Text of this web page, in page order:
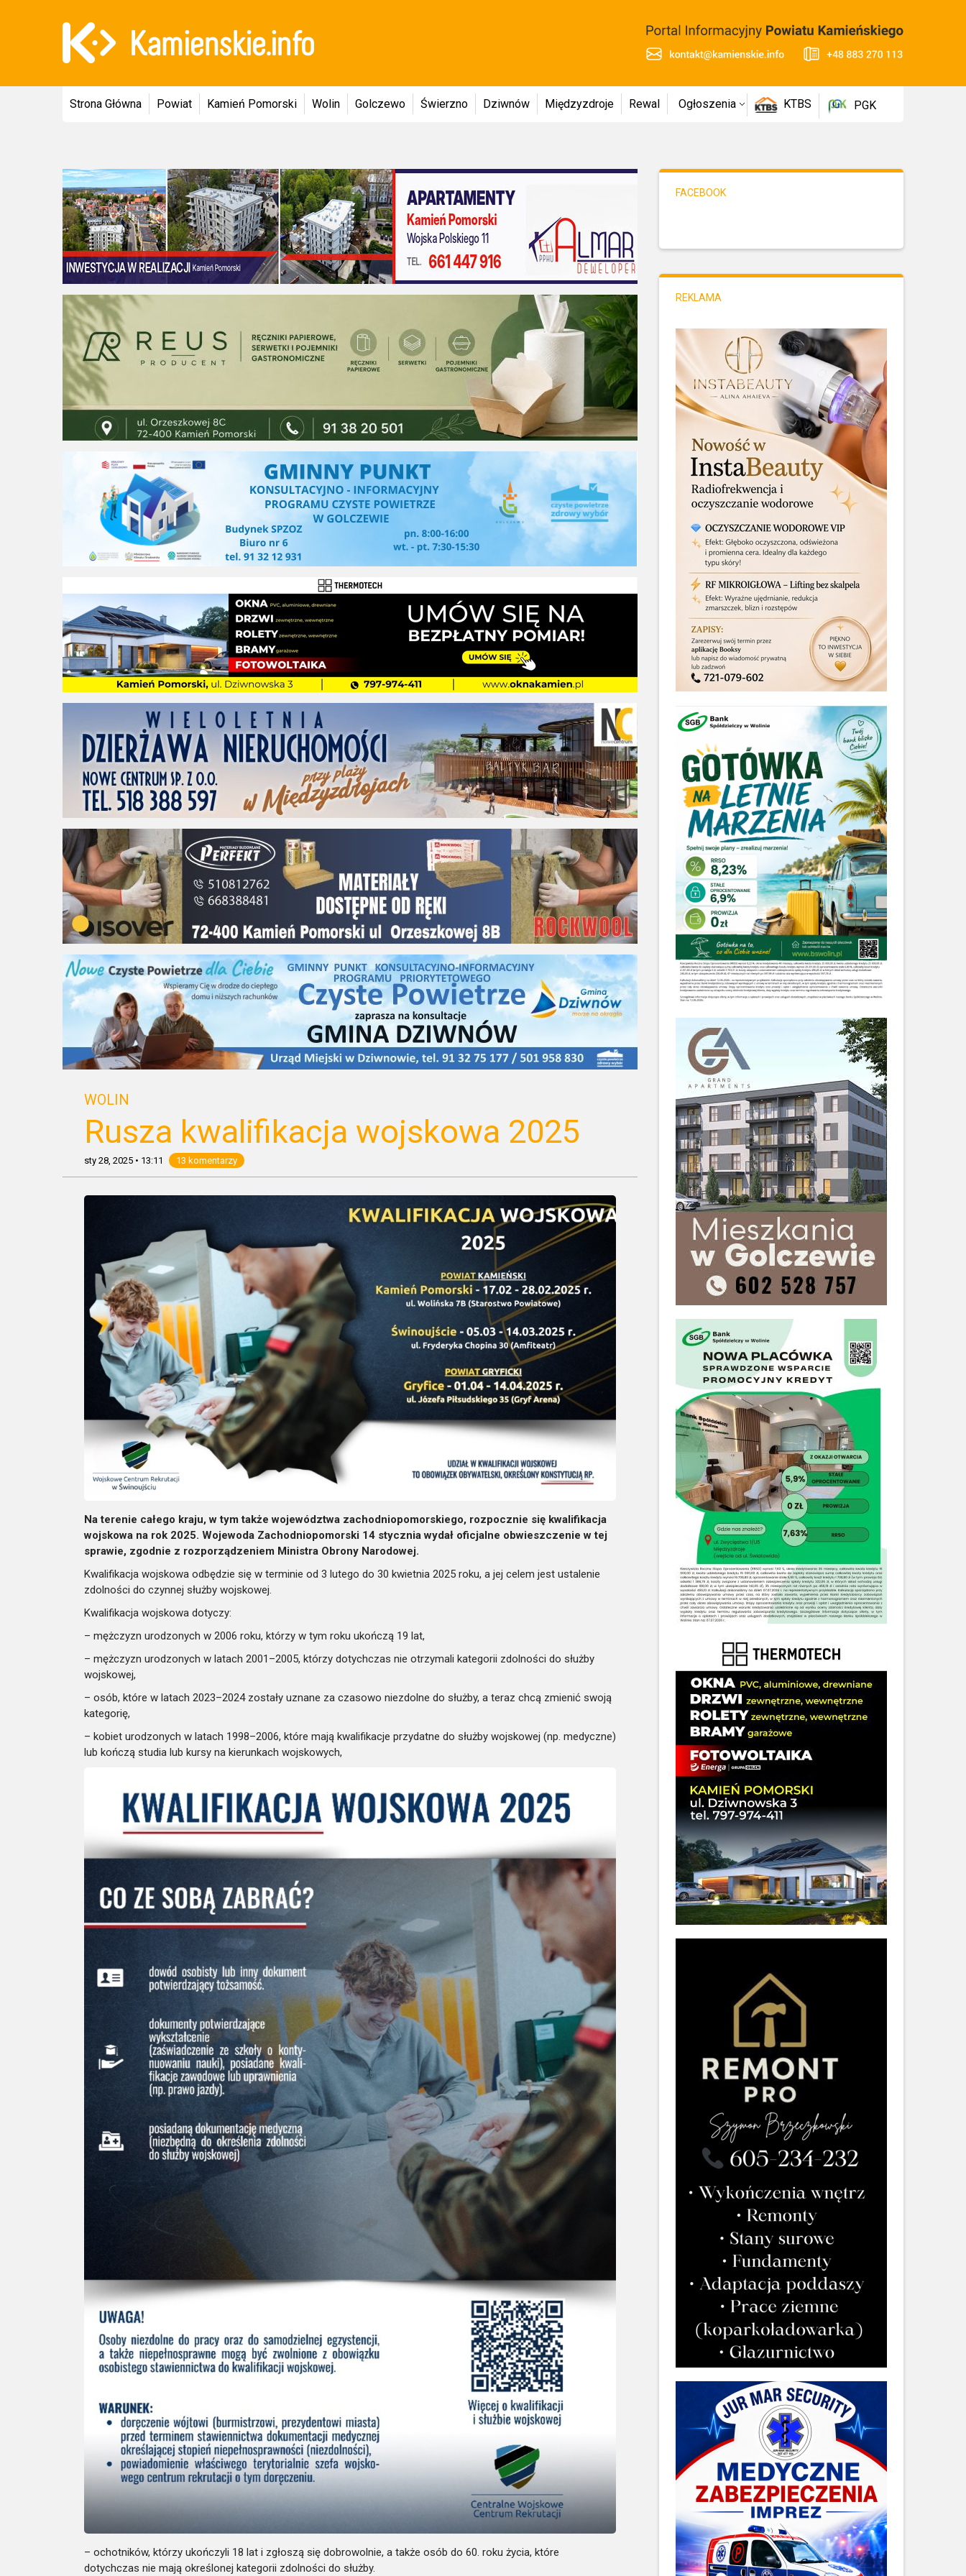
Strona Główna Powiat Kamień Pomorski Wolin Golczewo Świerzno Dziwnów Międzyzdroje Rewal Ogłoszenia KTBS PGK
WOLIN
Rusza kwalifikacja wojskowa 2025
sty 28, 2025 • 13:11 13 komentarzy
Na terenie całego kraju, w tym także województwa zachodniopomorskiego, rozpocznie się kwalifikacja
wojskowa na rok 2025. Wojewoda Zachodniopomorski 14 stycznia wydał oficjalne obwieszczenie w tej
sprawie, zgodnie z rozporządzeniem Ministra Obrony Narodowej.
Kwalifikacja wojskowa odbędzie się w terminie od 3 lutego do 30 kwietnia 2025 roku, a jej celem jest ustalenie
zdolności do czynnej służby wojskowej.
Kwalifikacja wojskowa dotyczy:
– mężczyzn urodzonych w 2006 roku, którzy w tym roku ukończą 19 lat,
– mężczyzn urodzonych w latach 2001–2005, którzy dotychczas nie otrzymali kategorii zdolności do służby
wojskowej,
– osób, które w latach 2023–2024 zostały uznane za czasowo niezdolne do służby, a teraz chcą zmienić swoją
kategorię,
– kobiet urodzonych w latach 1998–2006, które mają kwalifikacje przydatne do służby wojskowej (np. medyczne)
lub kończą studia lub kursy na kierunkach wojskowych,
– ochotników, którzy ukończyli 18 lat i zgłoszą się dobrowolnie, a także osób do 60. roku życia, które
dotychczas nie mają określonej kategorii zdolności do służby.
FACEBOOK
REKLAMA